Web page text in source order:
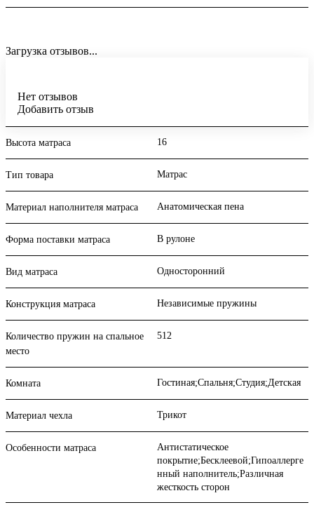
Загрузка отзывов...
Нет отзывов
Добавить отзыв
Высота матраса 16
Тип товара Матрас
Материал наполнителя матраса Анатомическая пена
Форма поставки матраса В рулоне
Вид матраса Односторонний
Конструкция матраса Независимые пружины
Количество пружин на спальное
место
512
Комната Гостиная;Спальня;Студия;Детская
Материал чехла Трикот
Особенности матраса
Антистатическое
покрытие;Бесклеевой;Гипоаллерге
нный наполнитель;Различная
жесткость сторон